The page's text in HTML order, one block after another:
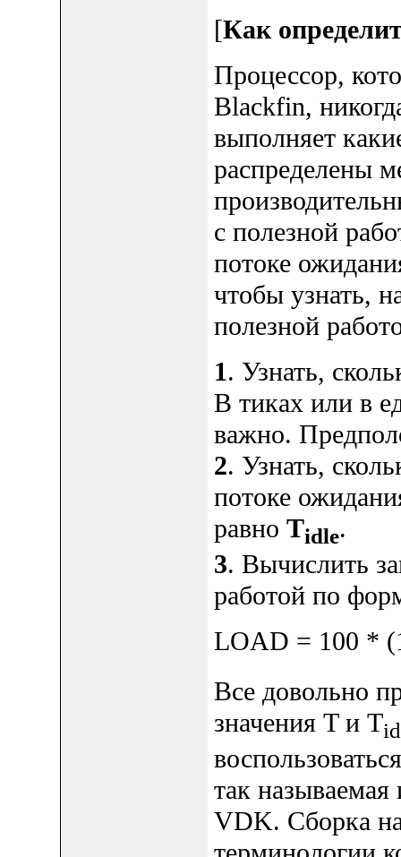
[Как
Процессор,
Blackfin,
выполняет
распределены
с полезной
потоке
чтобы узнать,
полезной
1. Узнать,
В тиках или в
важно.
2. Узнать,
потоке
равно Tidle.
3. Вычислить
работой по
LOAD = 100 *
Все довольно
значения T и T
так называемая
VDK. Сборка